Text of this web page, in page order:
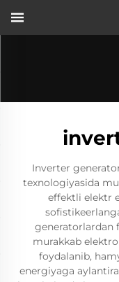
Inverter
texnologiyasida
effektli elektr
generatorlardan
murakkab
foydalanib,
energiyaga